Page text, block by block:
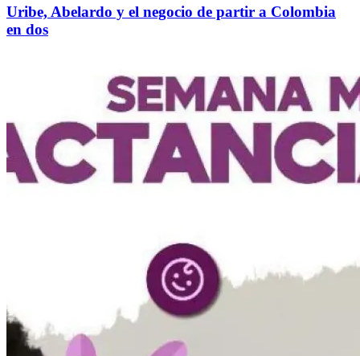
Uribe, Abelardo y el negocio de partir a Colombia
en dos